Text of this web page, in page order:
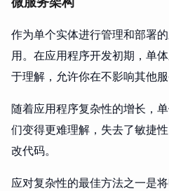
作为单个实体进行管理和部署
用。在应用程序开发初期，单
于理解，允许你在不影响其他
随着应用程序复杂性的增长，
们变得更难理解，失去了敏捷
改代码。
应对复杂性的最佳方法之一是